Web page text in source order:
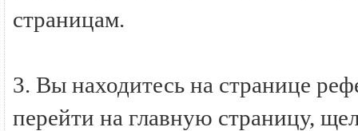
страницам.
3. Вы находитесь на странице
перейти на главную страницу,